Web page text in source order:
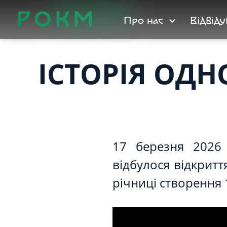
РОКМ Про нас expand_more
ІСТОРІЯ
17 березня 2026
відбулося
річниці